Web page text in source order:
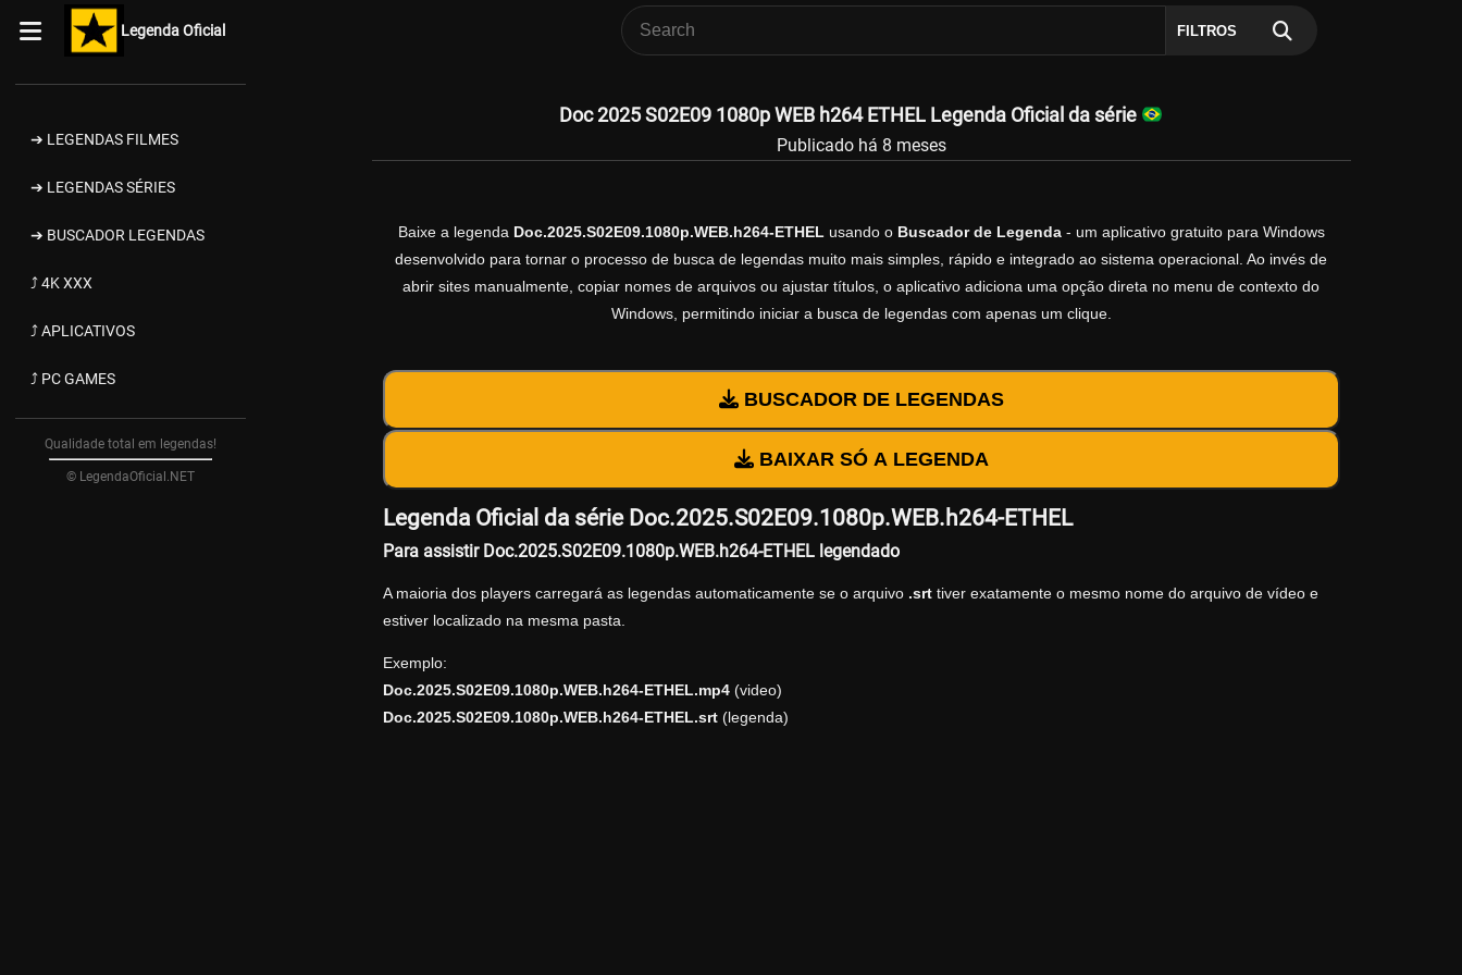
Legenda Oficial FILTROS
➔ LEGENDAS FILMES
➔ LEGENDAS SÉRIES
➔ BUSCADOR LEGENDAS
⤴ 4K XXX
⤴ APLICATIVOS
⤴ PC GAMES
Qualidade total em legendas!
© LegendaOficial.NET
Doc 2025 S02E09 1080p WEB h264 ETHEL Legenda Oficial da série
Publicado há 8 meses
Baixe a legenda Doc.2025.S02E09.1080p.WEB.h264-ETHELusando o Buscador de Legenda- um aplicativo gratuito para Windows
desenvolvido para tornar o processo de busca de legendas muito mais simples, rápido e integrado ao sistema operacional. Ao invés de
abrir sites manualmente, copiar nomes de arquivos ou ajustar títulos, o aplicativo adiciona uma opção direta no menu de contexto do
Windows, permitindo iniciar a busca de legendas com apenas um clique.
BUSCADOR DE LEGENDAS
BAIXAR SÓ A LEGENDA
Legenda Oficial da série Doc.2025.S02E09.1080p.WEB.h264-ETHEL
Para assistir Doc.2025.S02E09.1080p.WEB.h264-ETHEL legendado
A maioria dos players carregará as legendas automaticamente se o arquivo .srttiver exatamente o mesmo nome do arquivo de vídeo e
estiver localizado na mesma pasta.
Exemplo:
Doc.2025.S02E09.1080p.WEB.h264-ETHEL.mp4(video)
Doc.2025.S02E09.1080p.WEB.h264-ETHEL.srt(legenda)